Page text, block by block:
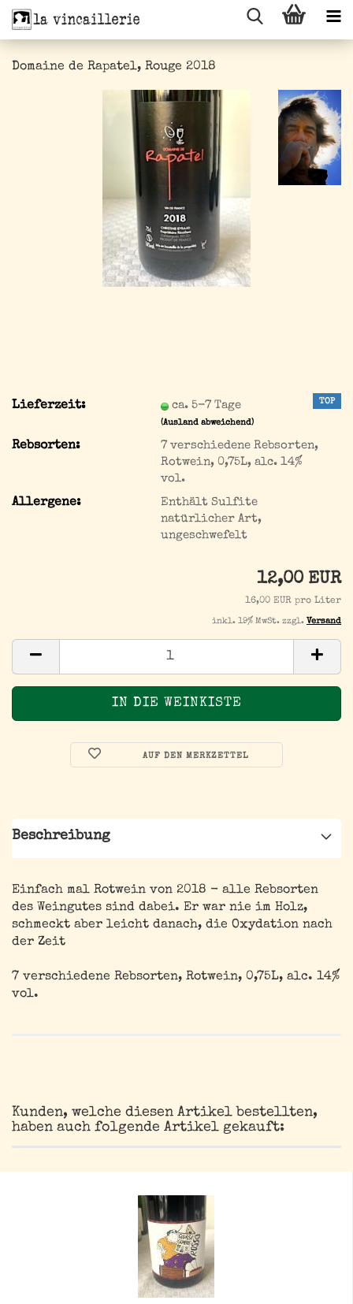
Domaine de Rapatel, Rouge 2018
TOP
Lieferzeit: ca. 5-7 Tage
(Ausland abweichend)
Rebsorten:
7 verschiedene Rebsorten,
Rotwein, 0,75L, alc. 14%
vol.
Allergene:
Enthält Sulfite
natürlicher Art,
ungeschwefelt
12,00 EUR
16,00 EUR pro Liter
inkl. 19% MwSt. zzgl. Versand
AUF DEN MERKZETTEL
Beschreibung
Einfach mal Rotwein von 2018 - alle Rebsorten
des Weingutes sind dabei. Er war nie im Holz,
schmeckt aber leicht danach, die Oxydation nach
der Zeit
7 verschiedene Rebsorten, Rotwein, 0,75L, alc. 14%
vol.
Kunden, welche diesen Artikel bestellten,
haben auch folgende Artikel gekauft: